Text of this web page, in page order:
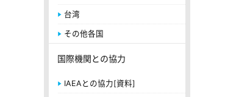
台湾
その他各国
国際機関との協力
IAEAとの協力[資料]